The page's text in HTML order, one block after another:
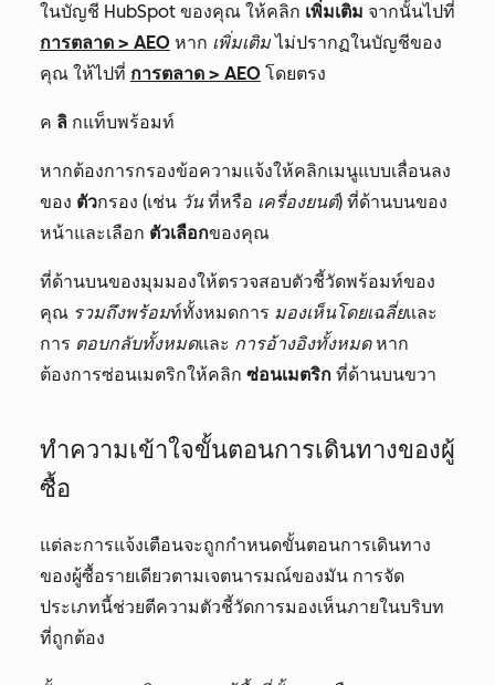
ในบัญชี HubSpot ของคุณ ให้คลิก เพิ่มเติม จากนั้นไปที่
การตลาด > AEO หาก เพิ่มเติมไม่ปรากฏในบัญชีของ
คุณ ให้ไปที่ การตลาด > AEO โดยตรง
ค ลิ กแท็บพร้อมท์
หากต้องการกรองข้อความแจ้งให้คลิกเมนูแบบเลื่อนลง
ของ ตัวกรอง (เช่น วัน ที่หรือ เครื่องยนต์) ที่ด้านบนของ
หน้าและเลือก ตัวเลือกของคุณ
ที่ด้านบนของมุมมองให้ตรวจสอบตัวชี้วัดพร้อมท์ของ
คุณ รวมถึงพร้อมท์ทั้งหมดการ มองเห็นโดยเฉลี่ยและ
การ ตอบกลับทั้งหมดและ การอ้างอิงทั้งหมดหาก
ต้องการซ่อนเมตริกให้คลิก ซ่อนเมตริก ที่ด้านบนขวา
ทำความเข้าใจขั้นตอนการเดินทางของผู้
ซื้อ
แต่ละการแจ้งเตือนจะถูกกำหนดขั้นตอนการเดินทาง
ของผู้ซื้อรายเดียวตามเจตนารมณ์ของมัน การจัด
ประเภทนี้ช่วยตีความตัวชี้วัดการมองเห็นภายในบริบท
ที่ถูกต้อง